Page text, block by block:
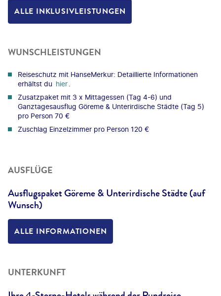
ALLE INKLUSIVLEISTUNGEN
WUNSCHLEISTUNGEN
Reiseschutz mit HanseMerkur: Detaillierte Informationen
erhältst du hier
Zusatzpaket mit 3 x Mittagessen (Tag 4-6) und
Ganztagesausflug Göreme & Unterirdische Städte (Tag 5)
pro Person 70 €
Zuschlag Einzelzimmer pro Person 120 €
AUSFLÜGE
Ausflugspaket Göreme & Unterirdische Städte (auf
Wunsch)
ALLE INFORMATIONEN
UNTERKUNFT